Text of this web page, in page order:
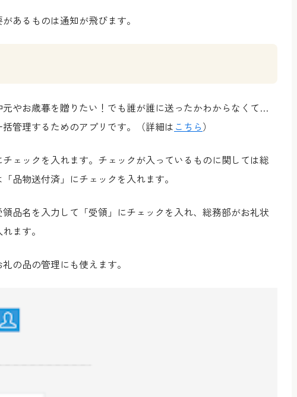
あるものは通知が飛びます。
やお歳暮を贈りたい！でも誰が誰に送ったかわからなくて…
管理するためのアプリです。
（詳細は こちら）
ェックを入れます。チェックが入っているものに関しては総
品物送付済」にチェックを入れます。
品名を入力して「受領」にチェックを入れ、総務部がお礼状
ます。
の品の管理にも使えます。